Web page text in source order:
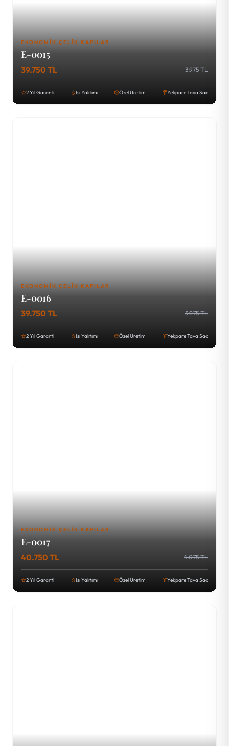
EKONOMIK ÇELIK KAPILAR
E-0015
39.750 TL 3.975 TL
2 Yıl Garanti Isı Yalıtımı Özel Üretim Yekpare Tava Sac
EKONOMIK ÇELIK KAPILAR
E-0016
39.750 TL 3.975 TL
2 Yıl Garanti Isı Yalıtımı Özel Üretim Yekpare Tava Sac
EKONOMIK ÇELIK KAPILAR
E-0017
40.750 TL 4.075 TL
2 Yıl Garanti Isı Yalıtımı Özel Üretim Yekpare Tava Sac